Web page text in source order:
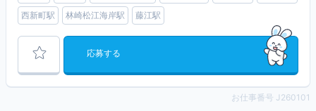
西新町駅
林崎松江海岸駅 藤江駅
応募する
お仕事番号 J260101